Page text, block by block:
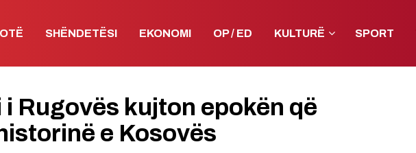
SHËNDETËSI EKONOMI OP / ED KULTURË SPORT
Rugovës kujton epokën që
e Kosovës